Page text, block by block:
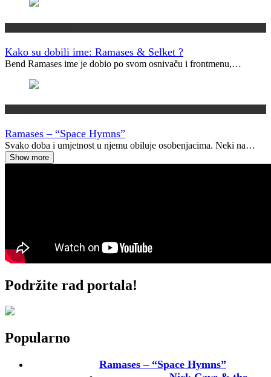
Kako su dobili ime: Ramases & Selket ?
Bend Ramases ime je dobio po svom osnivaču i frontmenu,…
Ramases – “Space Hymns”
Svako doba i umjetnost u njemu obiluje osobenjacima. Neki na…
Show more
Podržite rad portala!
Popularno
Ramases – “Space Hymns”